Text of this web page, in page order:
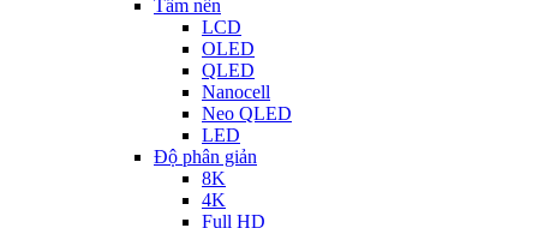
Tấm nền
LCD
OLED
QLED
Nanocell
Neo QLED
LED
Độ phân giản
8K
4K
Full HD